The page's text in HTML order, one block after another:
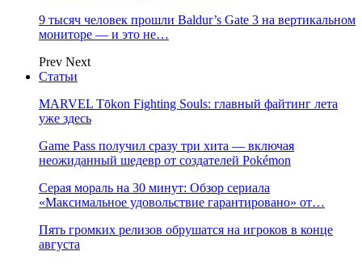
9 тысяч человек прошли Baldur’s Gate 3 на вертикальном
мониторе — и это не…
Prev Next
Статьи
MARVEL Tōkon Fighting Souls: главный файтинг лета
уже здесь
Game Pass получил сразу три хита — включая
неожиданный шедевр от создателей Pokémon
Серая мораль на 30 минут: Обзор сериала
«Максимальное удовольствие гарантировано» от…
Пять громких релизов обрушатся на игроков в конце
августа